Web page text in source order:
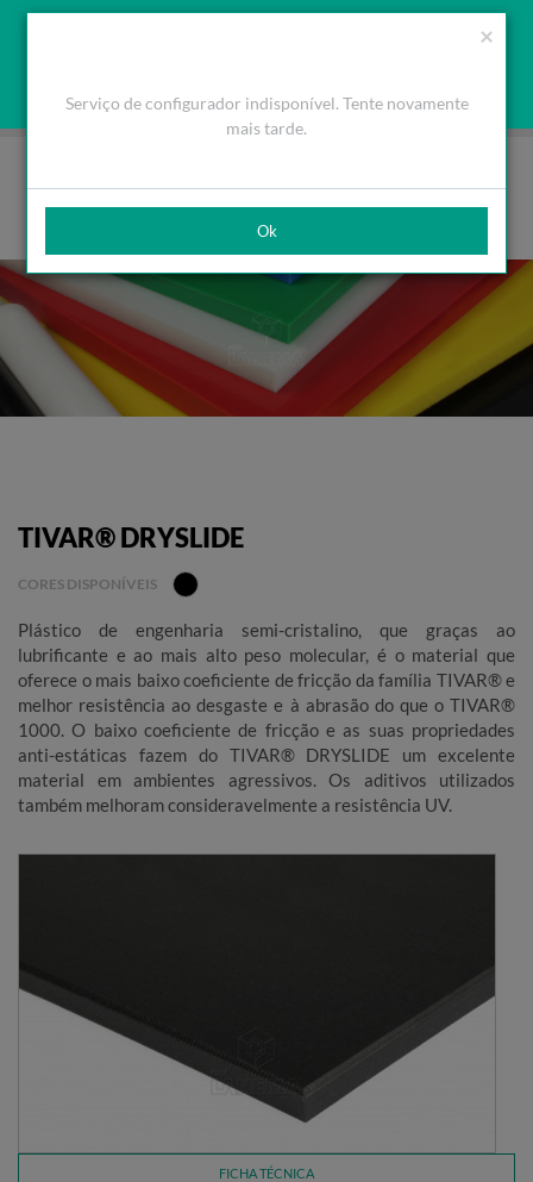
Usamos cookies para melhorar a navegação. Ao fechar esta
O que são Cookies
PT
Área Cliente
Orçamento(0)
TIVAR® DRYSLIDE
CORES DISPONÍVEIS
Plástico de engenharia semi-cristalino, que graças ao
lubrificante e ao mais alto peso molecular, é o material que
oferece o mais baixo coeficiente de fricção da família TIVAR® e
melhor resistência ao desgaste e à abrasão do que o TIVAR®
1000. O baixo coeficiente de fricção e as suas propriedades
anti-estáticas fazem do TIVAR® DRYSLIDE um excelente
material em ambientes agressivos. Os aditivos utilizados
também melhoram consideravelmente a resistência UV.
FICHA TÉCNICA
×
Serviço de configurador indisponível. Tente novamente
mais tarde.
Ok